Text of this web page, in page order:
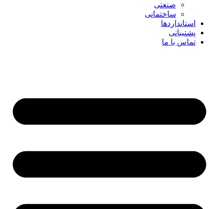
صنعتی
ساختمانی
استانداردها
پشتیبانی
تماس با ما